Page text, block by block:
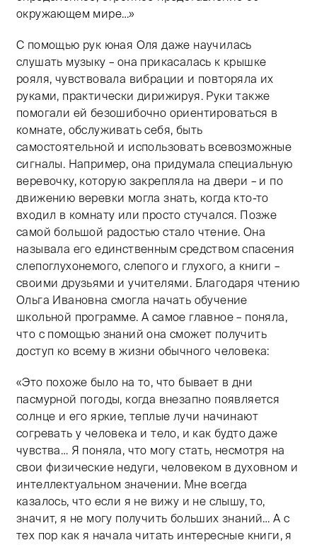
окружающем мире…»
С помощью рук юная Оля даже научилась
слушать музыку – она прикасалась к крышке
рояля, чувствовала вибрации и повторяла их
руками, практически дирижируя. Руки также
помогали ей безошибочно ориентироваться в
комнате, обслуживать себя, быть
самостоятельной и использовать всевозможные
сигналы. Например, она придумала специальную
веревочку, которую закрепляла на двери – и по
движению веревки могла знать, когда кто-то
входил в комнату или просто стучался. Позже
самой большой радостью стало чтение. Она
называла его единственным средством спасения
слепоглухонемого, слепого и глухого, а книги –
своими друзьями и учителями. Благодаря чтению
Ольга Ивановна смогла начать обучение
школьной программе. А самое главное – поняла,
что с помощью знаний она сможет получить
доступ ко всему в жизни обычного человека:
«Это похоже было на то, что бывает в дни
пасмурной погоды, когда внезапно появляется
солнце и его яркие, теплые лучи начинают
согревать у человека и тело, и как будто даже
чувства… Я поняла, что могу стать, несмотря на
свои физические недуги, человеком в духовном и
интеллектуальном значении. Мне всегда
казалось, что если я не вижу и не слышу, то,
значит, я не могу получить больших знаний… А с
тех пор как я начала читать интересные книги, я